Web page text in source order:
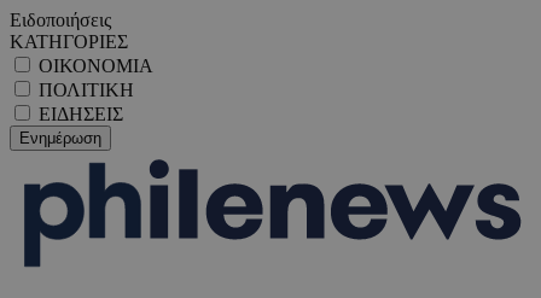
Ειδοποιήσεις
ΚΑΤΗΓΟΡΙΕΣ
ΟΙΚΟΝΟΜΙΑ
ΠΟΛΙΤΙΚΗ
ΕΙΔΗΣΕΙΣ